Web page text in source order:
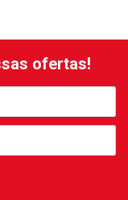
ofertas!